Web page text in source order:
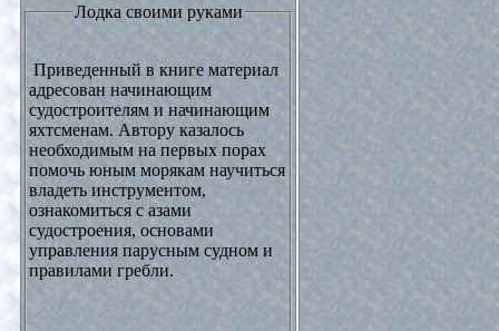
Лодка своими руками
Приведенный в книге материал
адресован начинающим
судостроителям и начинающим
яхтсменам. Автору казалось
необходимым на первых порах
помочь юным морякам научиться
владеть инструментом,
ознакомиться с азами
судостроения, основами
управления парусным судном и
правилами гребли.